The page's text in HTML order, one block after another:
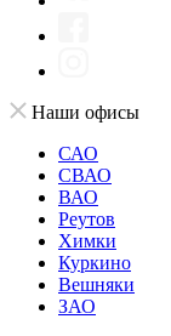
Наши офисы
САО
СВАО
ВАО
Реутов
Химки
Куркино
Вешняки
ЗАО